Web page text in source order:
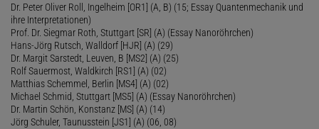
Dr. Peter Oliver Roll, Ingelheim [OR1] (A, B) (15; Essay Quantenmechanik und
ihre Interpretationen)
Prof. Dr. Siegmar Roth, Stuttgart [SR] (A) (Essay Nanoröhrchen)
Hans-Jörg Rutsch, Walldorf [HJR] (A) (29)
Dr. Margit Sarstedt, Leuven, B [MS2] (A) (25)
Rolf Sauermost, Waldkirch [RS1] (A) (02)
Matthias Schemmel, Berlin [MS4] (A) (02)
Michael Schmid, Stuttgart [MS5] (A) (Essay Nanoröhrchen)
Dr. Martin Schön, Konstanz [MS] (A) (14)
Jörg Schuler, Taunusstein [JS1] (A) (06, 08)